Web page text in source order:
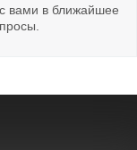
вами в ближайшее